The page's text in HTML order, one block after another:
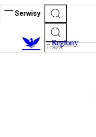
Serwisy
Regiony